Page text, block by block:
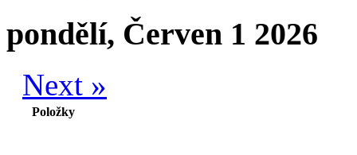
pondělí, Červen 1 2026
Next »
Položky